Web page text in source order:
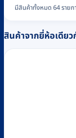
มีสินค้าทั้งหมด 64 รายก
สินค้าจากยี่ห้อเดีย